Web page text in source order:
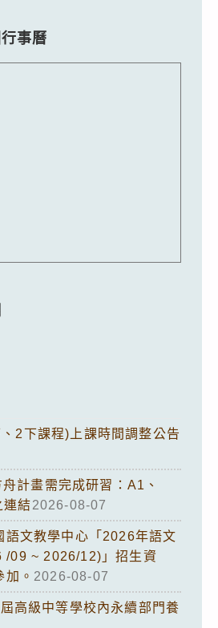
事曆
2下課程)上課時間調整公告
計畫需完成研習：A1、
結2026-08-07
語文教學中心「2026年語文
/09 ~ 2026/12)」招生資
。 2026-08-07
高級中等學校內永續部門養